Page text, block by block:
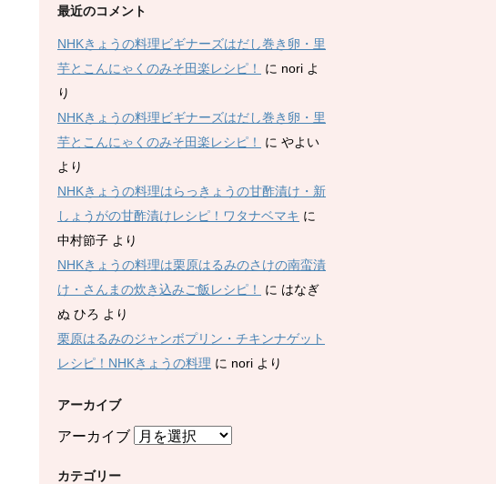
最近のコメント
NHKきょうの料理ビギナーズはだし巻き卵・里
芋とこんにゃくのみそ田楽レシピ！
に nori よ
り
NHKきょうの料理ビギナーズはだし巻き卵・里
芋とこんにゃくのみそ田楽レシピ！
に やよい
より
NHKきょうの料理はらっきょうの甘酢漬け・新
しょうがの甘酢漬けレシピ！ワタナベマキ に
中村節子 より
NHKきょうの料理は栗原はるみのさけの南蛮漬
け・さんまの炊き込みご飯レシピ！
に はなぎ
ぬ ひろ より
栗原はるみのジャンボプリン・チキンナゲット
レシピ！NHKきょうの料理 に nori より
アーカイブ
アーカイブ
カテゴリー